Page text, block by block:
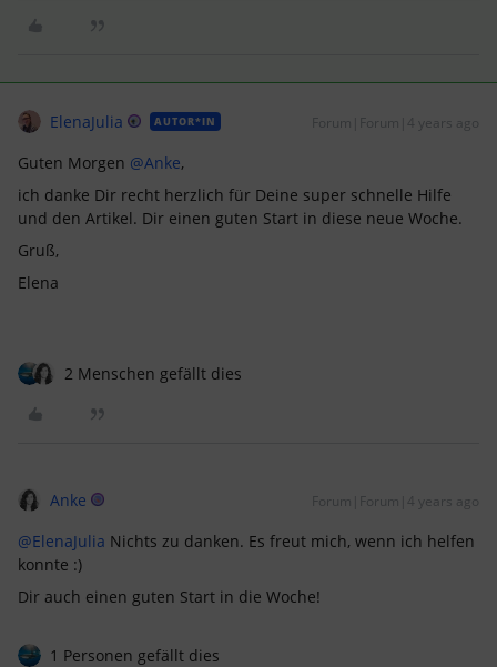
ElenaJulia AUTOR*IN Forum|Forum|4 years ago
Guten Morgen @Anke,
ich danke Dir recht herzlich für Deine super schnelle Hilfe
und den Artikel. Dir einen guten Start in diese neue Woche.
Gruß,
Elena
2 Menschen gefällt dies
Anke Forum|Forum|4 years ago
@ElenaJulia Nichts zu danken. Es freut mich, wenn ich helfen
konnte :)
Dir auch einen guten Start in die Woche!
1 Personen gefällt dies